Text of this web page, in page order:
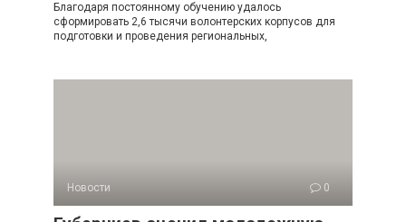
Благодаря постоянному обучению удалось
сформировать 2,6 тысячи волонтерских корпусов для
подготовки и проведения региональных,
Новости 0